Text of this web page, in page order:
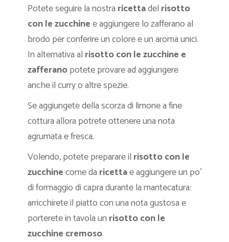
Potete seguire la nostra ricettadel risotto
con le zucchinee aggiungere lo zafferano al
brodo per conferire un colore e un aroma unici.
In alternativa al risotto con le zucchine e
zafferanopotete provare ad aggiungere
anche il curry o altre spezie.
Se aggiungete della scorza di limone a fine
cottura allora potrete ottenere una nota
agrumata e fresca.
Volendo, potete preparare il risotto con le
zucchinecome da ricettae aggiungere un po’
di formaggio di capra durante la mantecatura:
arricchirete il piatto con una nota gustosa e
porterete in tavola un risotto con le
zucchine cremoso.